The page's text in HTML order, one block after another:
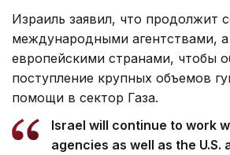
Израиль заявил, что продолжит
международными агентствами,
европейскими странами, чтобы
поступление крупных объемов
помощи в сектор Газа.
Israel will continue to work
agencies as well as the U.S.